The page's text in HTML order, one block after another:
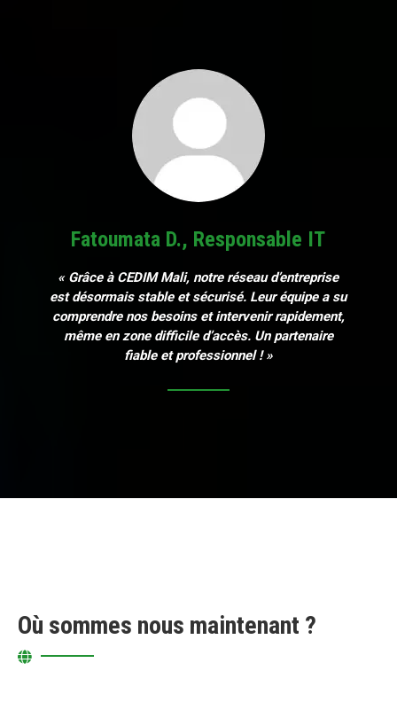
Fatoumata D., Responsable IT
« Grâce à CEDIM Mali, notre réseau d’entreprise
est désormais stable et sécurisé. Leur équipe a su
comprendre nos besoins et intervenir rapidement,
même en zone difficile d’accès. Un partenaire
fiable et professionnel ! »
Où sommes nous maintenant ?